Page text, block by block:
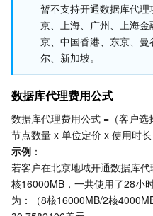
Anycast 公网加速
共享带宽包
VPN 连接
私有连接
弹性公网 IP
全球应用加速
游戏安全
漏洞扫描服务
防火墙管理
移动解析 HTTPDNS
DNSPod
云解析 DNS
腾讯会议
腾讯乐享
腾讯云企业网盘
弹性 MapReduce
Elasticsearch Service
流计算 Oceanus
数据湖计算
腾讯云数据仓库 TCHouse-C
腾讯云数据仓库 TCHouse-D
AI 基础产品
人脸识别
语音合成
语音识别
机器翻译
文字识别
AI 应用产品
腾讯云智能数智人
人脸核身
AI 平台产品
腾讯云大模型训推平台TI-
智能音乐平台
腾讯大模型
腾讯云智能体开发平台
知识引擎原子能力
物联网
物联网通信
消息队列
暂不支持开通数据库代
京、上海、广州、上海
京、中国香港、东京、
尔、新加坡。
数据库代理费用公式
数据库代理费用公式 =（客户
节点数量 x 单位定价 x 使用时长
示例 ：
若客户在北京地域开通数据库
核16000MB，一共使用了28小
为：（8核16000MB/2核